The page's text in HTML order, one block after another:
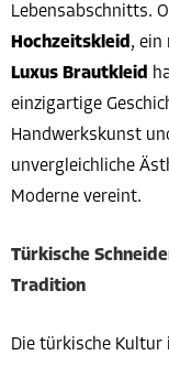
Lebensabschnitts.
Hochzeitskleid , ein
Luxus Brautkleid
einzigartige
Handwerkskunst
unvergleichliche
Moderne vereint.
Türkische
Tradition
Die türkische